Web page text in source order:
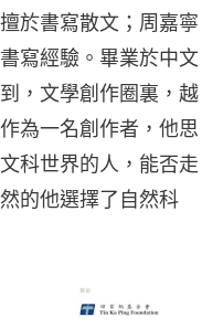
於書寫散文；周嘉寧
寫經驗。畢業於中文
，文學創作圈裏，越
為一名創作者，他思
科世界的人，能否走
的他選擇了自然科